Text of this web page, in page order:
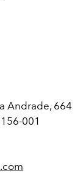
Andrade, 664
001